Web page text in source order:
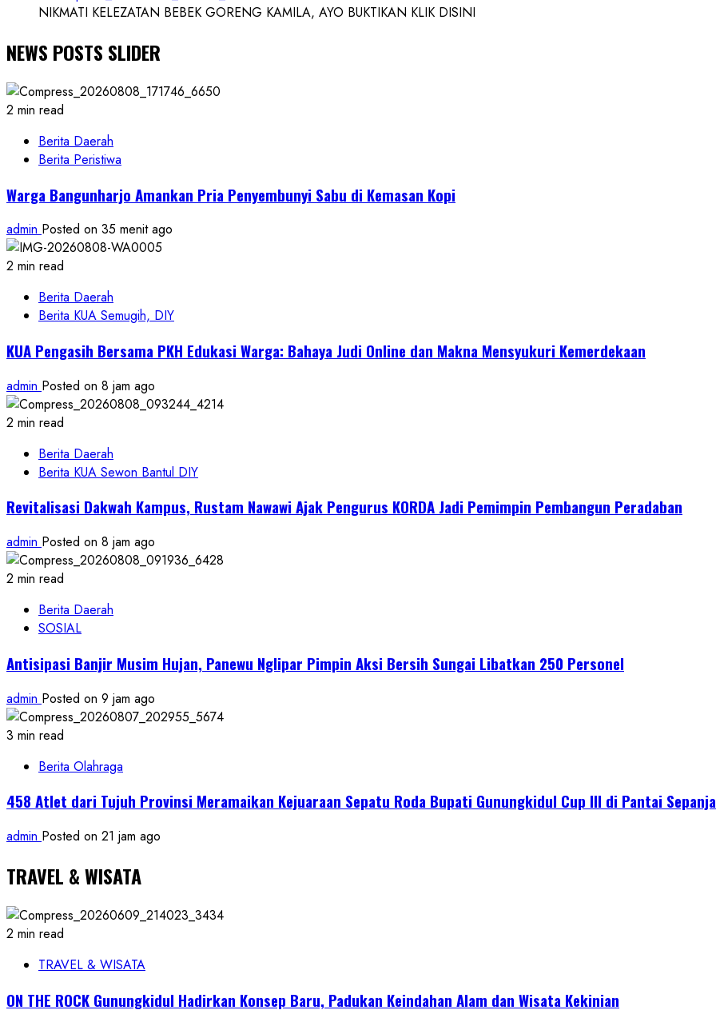
NIKMATI KELEZATAN BEBEK GORENG KAMILA, AYO BUKTIKAN KLIK DISINI
NEWS POSTS SLIDER
2 min read
Berita Daerah
Berita Peristiwa
Warga Bangunharjo Amankan Pria Penyembunyi Sabu di Kemasan Kopi
admin Posted on 35 menit ago
2 min read
Berita Daerah
Berita KUA Semugih, DIY
KUA Pengasih Bersama PKH Edukasi Warga: Bahaya Judi Online dan Makna Mensyukuri Kemerdekaan
admin Posted on 8 jam ago
2 min read
Berita Daerah
Berita KUA Sewon Bantul DIY
Revitalisasi Dakwah Kampus, Rustam Nawawi Ajak Pengurus KORDA Jadi Pemimpin Pembangun Peradaban
admin Posted on 8 jam ago
2 min read
Berita Daerah
SOSIAL
Antisipasi Banjir Musim Hujan, Panewu Nglipar Pimpin Aksi Bersih Sungai Libatkan 250 Personel
admin Posted on 9 jam ago
3 min read
Berita Olahraga
458 Atlet dari Tujuh Provinsi Meramaikan Kejuaraan Sepatu Roda Bupati Gunungkidul Cup III di Pantai
admin Posted on 21 jam ago
TRAVEL & WISATA
2 min read
TRAVEL & WISATA
ON THE ROCK Gunungkidul Hadirkan Konsep Baru, Padukan Keindahan Alam dan Wisata Kekinian